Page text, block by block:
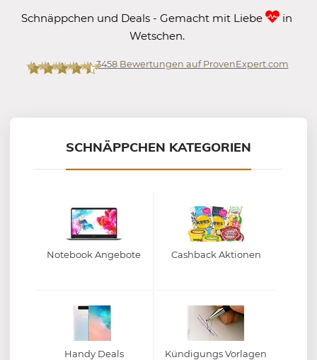
Schnäppchen und Deals - Gemacht mit Liebe
in
Wetschen.
3458Bewertungen auf ProvenExpert.com
SCHNÄPPCHEN KATEGORIEN
Notebook Angebote Cashback Aktionen
Handy Deals Kündigungs Vorlagen